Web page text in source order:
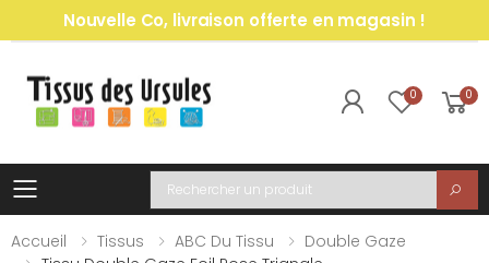
Nouvelle Co, livraison offerte en magasin !
0 0
Toggle mobile menu
Recherche
Accueil
Tissus ABC Du Tissu
Double Gaze